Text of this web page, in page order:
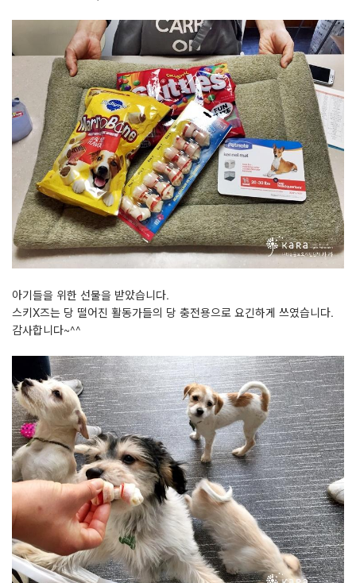
아기들을 위한 선물을 받았습니다.
스키X즈는 당 떨어진 활동가들의 당 충전용으로 요긴하게 쓰였습니다.
감사합니다~^^